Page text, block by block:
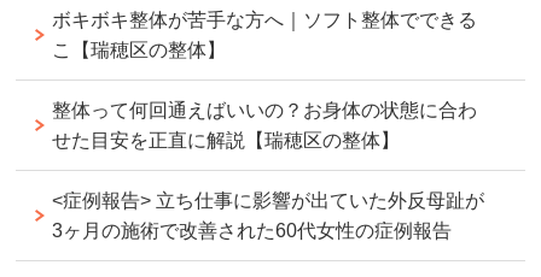
ボキボキ整体が苦手な方へ｜ソフト整体でできる
こ【瑞穂区の整体】
整体って何回通えばいいの？お身体の状態に合わ
せた目安を正直に解説【瑞穂区の整体】
<症例報告> 立ち仕事に影響が出ていた外反母趾が
3ヶ月の施術で改善された60代女性の症例報告